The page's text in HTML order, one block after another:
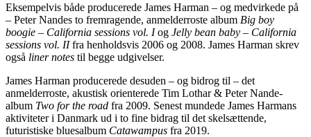
Eksempelvis både producerede James Harman – og medvirkede på
– Peter Nandes to fremragende, anmelderroste album Big boy
boogie – California sessions vol. Iog Jelly bean baby – California
sessions vol. IIfra henholdsvis 2006 og 2008. James Harman skrev
også liner notes til begge udgivelser.
James Harman producerede desuden – og bidrog til – det
anmelderroste, akustisk orienterede Tim Lothar & Peter Nande-
album Two for the road fra 2009. Senest mundede James Harmans
aktiviteter i Danmark ud i to fine bidrag til det skelsættende,
futuristiske bluesalbum Catawampus fra 2019.